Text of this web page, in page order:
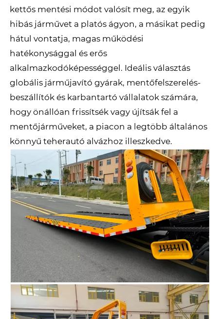
kettős mentési módot valósít meg, az egyik
hibás járművet a platós ágyon, a másikat pedig
hátul vontatja, magas működési
hatékonysággal és erős
alkalmazkodóképességgel. Ideális választás
globális járműjavító gyárak, mentőfelszerelés-
beszállítók és karbantartó vállalatok számára,
hogy önállóan frissítsék vagy újítsák fel a
mentőjárműveket, a piacon a legtöbb általános
könnyű teherautó alvázhoz illeszkedve.